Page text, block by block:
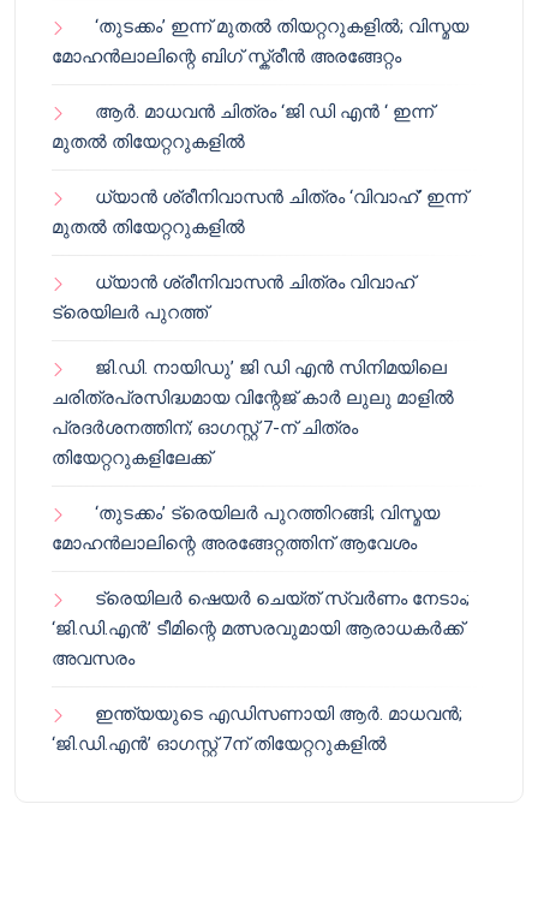
‘തുടക്കം’ ഇന്ന് മുതൽ തിയറ്ററുകളിൽ; വിസ്മയ
മോഹൻലാലിന്റെ ബിഗ് സ്ക്രീൻ അരങ്ങേറ്റം
ആർ. മാധവൻ ചിത്രം ‘ജി ഡി എൻ ‘ ഇന്ന്
മുതൽ തിയേറ്ററുകളിൽ
ധ്യാൻ ശ്രീനിവാസൻ ചിത്രം ‘വിവാഹ്’ ഇന്ന്
മുതൽ തിയേറ്ററുകളിൽ
ധ്യാൻ ശ്രീനിവാസൻ ചിത്രം വിവാഹ്
ട്രെയിലർ പുറത്ത്
ജി.ഡി. നായിഡു’ ജി ഡി എൻ സിനിമയിലെ
ചരിത്രപ്രസിദ്ധമായ വിന്റേജ് കാർ ലുലു മാളിൽ
പ്രദർശനത്തിന്; ഓഗസ്റ്റ് 7-ന് ചിത്രം
തിയേറ്ററുകളിലേക്ക്
‘തുടക്കം’ ട്രെയിലർ പുറത്തിറങ്ങി; വിസ്മയ
മോഹൻലാലിന്റെ അരങ്ങേറ്റത്തിന് ആവേശം
ട്രെയിലർ ഷെയർ ചെയ്‌ത് സ്വർണം നേടാം;
‘ജി.ഡി.എൻ’ ടീമിന്റെ മത്സരവുമായി ആരാധകർക്ക്
അവസരം
ഇന്ത്യയുടെ എഡിസണായി ആർ. മാധവൻ;
‘ജി.ഡി.എൻ’ ഓഗസ്റ്റ് 7ന് തിയേറ്ററുകളിൽ